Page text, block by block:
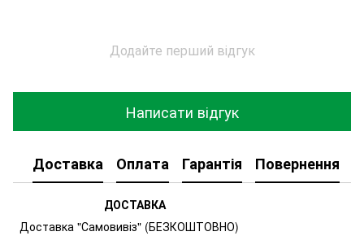
Додайте перший відгук
Написати відгук
Доставка Оплата Гарантія Повернення
ДОСТАВКА
Доставка "Самовивіз" (БЕЗКОШТОВНО)